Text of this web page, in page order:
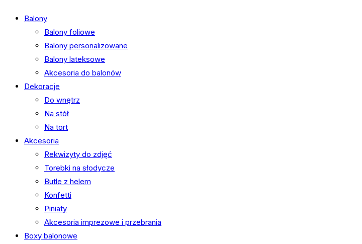
Balony
Balony foliowe
Balony personalizowane
Balony lateksowe
Akcesoria do balonów
Dekoracje
Do wnętrz
Na stół
Na tort
Akcesoria
Rekwizyty do zdjęć
Torebki na słodycze
Butle z helem
Konfetti
Piniaty
Akcesoria imprezowe i przebrania
Boxy balonowe